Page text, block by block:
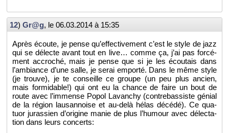
12) Gr@g, le 06.03.2014 à 15:35
Après écoute, je pense qu’ef­fec­ti­ve­ment c’est le style de jazz
qui se dé­lecte avant tout en live… comme ça, j’ai pas for­cé­
ment ac­cro­ché, mais je pense que si je les écou­tais dans
l’am­biance d’une salle, je serai em­porté. Dans le même style
(je trouve), je te conseille ce groupe (un peu plus an­cien,
mais for­mi­dable!) qui ont eu la chance de faire un bout de
route avec l’im­mense Popol La­van­chy (contre­bas­siste gé­nial
de la ré­gion lau­san­noise et au-delà hélas dé­cédé). Ce qua­
tuor ju­ras­sien d’ori­gine manie de plus l’hu­mour avec dé­lec­ta­
tion dans leurs concerts: